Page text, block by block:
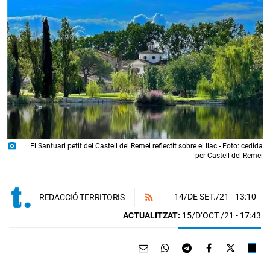
photo_camera
El Santuari petit del Castell del Remei reflectit sobre el llac - Foto: cedida
per Castell del Remei
REDACCIÓ TERRITORIS 14/DE SET./21 - 13:10
ACTUALITZAT: 15/D’OCT./21 - 17:43